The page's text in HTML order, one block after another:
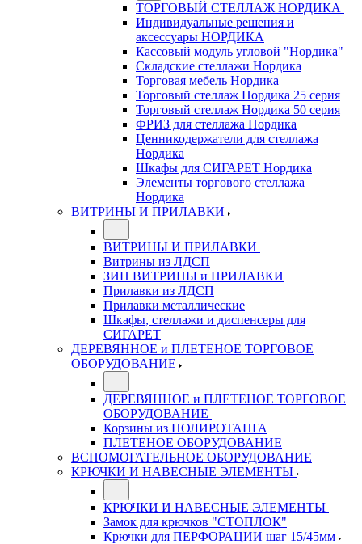
ТОРГОВЫЙ СТЕЛЛАЖ НОРДИКА
Индивидуальные решения и
аксессуары НОРДИКА
Кассовый модуль угловой "Нордика"
Складские стеллажи Нордика
Торговая мебель Нордика
Торговый стеллаж Нордика 25 серия
Торговый стеллаж Нордика 50 серия
ФРИЗ для стеллажа Нордика
Ценникодержатели для стеллажа
Нордика
Шкафы для СИГАРЕТ Нордика
Элементы торгового стеллажа
Нордика
ВИТРИНЫ И ПРИЛАВКИ
ВИТРИНЫ И ПРИЛАВКИ
Витрины из ЛДСП
ЗИП ВИТРИНЫ и ПРИЛАВКИ
Прилавки из ЛДСП
Прилавки металлические
Шкафы, стеллажи и диспенсеры для
СИГАРЕТ
ДЕРЕВЯННОЕ и ПЛЕТЕНОЕ ТОРГОВОЕ
ОБОРУДОВАНИЕ
ДЕРЕВЯННОЕ и ПЛЕТЕНОЕ ТОРГОВОЕ
ОБОРУДОВАНИЕ
Корзины из ПОЛИРОТАНГА
ПЛЕТЕНОЕ ОБОРУДОВАНИЕ
ВСПОМОГАТЕЛЬНОЕ ОБОРУДОВАНИЕ
КРЮЧКИ И НАВЕСНЫЕ ЭЛЕМЕНТЫ
КРЮЧКИ И НАВЕСНЫЕ ЭЛЕМЕНТЫ
Замок для крючков "СТОПЛОК"
Крючки для ПЕРФОРАЦИИ шаг 15/45мм